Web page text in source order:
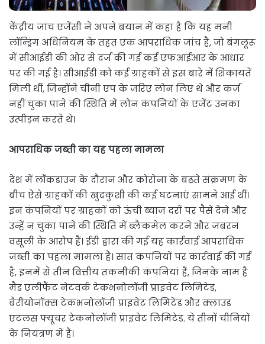
केंद्रीय जांच एजेंसी ने अपने बयान में कहा है कि यह मनी
लॉन्ड्रिंग अधिनियम के तहत एक आपराधिक जांच है, जो बंगलूरू
में सीआईडी की ओर से दर्ज की गई कई एफआईआर के आधार
पर की गई है। सीआईडी को कई ग्राहकों से इस बारे में शिकायतें
मिली थीं, जिन्होंने चीनी एप के जरिए लोन लिए थे और कर्ज
नहीं चुका पाने की स्थिति में लोन कंपनियों के एजेंट उनका
उत्पीड़न करते थे।
आपराधिक जब्ती का यह पहला मामला
देश में लॉकडाउन के दौरान और कोरोना के बढ़ते संक्रमण के
बीच ऐसे ग्राहकों की खुदकुशी की कई घटनाएं सामने आई थीं।
इन कंपनियों पर ग्राहकों को ऊंची ब्याज दरों पर पैसे देने और
उन्हें न चुका पाने की स्थिति में ब्लैकमेल करने और जबरन
वसूली के आरोप हैं। ईडी द्वारा की गई यह कार्रवाई आपराधिक
जब्ती का पहला मामला है। सात कंपनियों पर कार्रवाई की गई
है, इनमें से तीन वित्तीय तकनीकी कंपनियां हैं, जिनके नाम हैं
मैड एलीफैंट नेटवर्क टेकभनोलॉजी प्राइवेट लिमिटेड,
बैरीयोनॉक्स टेकभनोलॉजी प्राइवेट लिमिटेड और क्लाउड
एटलस फ्यूचर टेकनोलॉजी प्राइवेट लिमिटेड. ये तीनों चीनियों
के नियंत्रण में हैं।